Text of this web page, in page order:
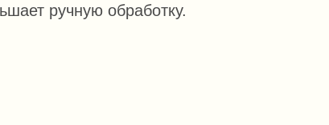
ручную обработку.